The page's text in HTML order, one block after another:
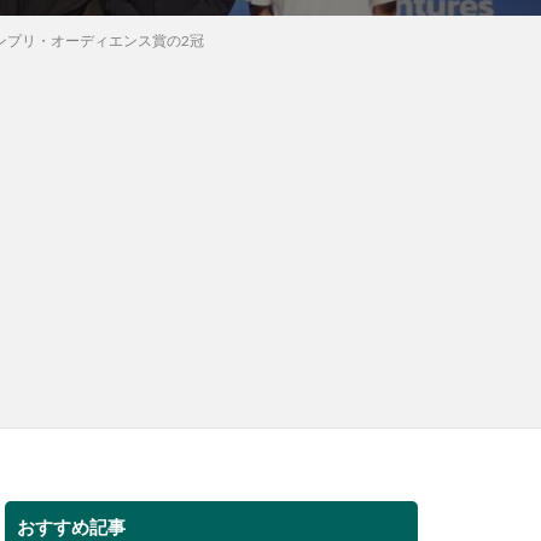
プリ・オーディエンス賞の2冠
おすすめ記事